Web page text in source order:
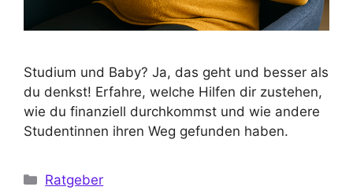
Studium und Baby? Ja, das geht und besser als
du denkst! Erfahre, welche Hilfen dir zustehen,
wie du finanziell durchkommst und wie andere
Studentinnen ihren Weg gefunden haben.
Ratgeber